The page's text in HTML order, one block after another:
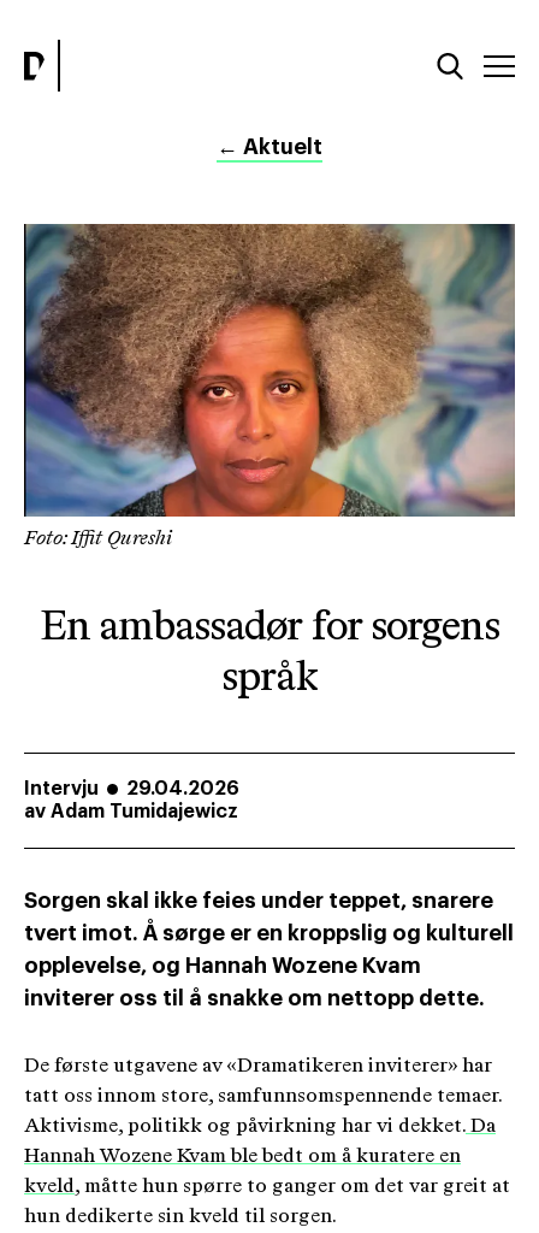
← Aktuelt
En ambassadør for sorgens
språk
Intervju
29.04.2026
av Adam Tumidajewicz
Foto: Iffit Qureshi
Sorgen skal ikke feies under teppet, snarere
tvert imot. Å sørge er en kroppslig og kulturell
opplevelse, og Hannah Wozene Kvam
inviterer oss til å snakke om nettopp dette.
De første utgavene av «Dramatikeren inviterer» har
tatt oss innom store, samfunnsomspennende temaer.
Aktivisme, politikk og påvirkning har vi dekket. Da
Hannah Wozene Kvam ble bedt om å kuratere en
kveld, måtte hun spørre to ganger om det var greit at
hun dedikerte sin kveld til sorgen.